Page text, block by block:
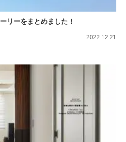
リーをまとめました！
2022.12.21